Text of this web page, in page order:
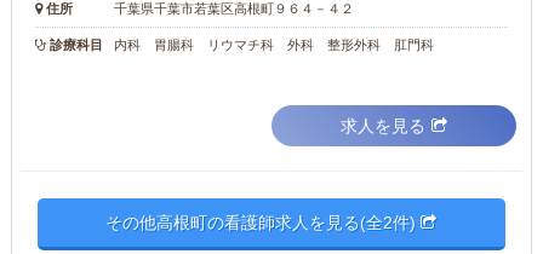
住所 千葉県千葉市若葉区高根町９６４－４２
診療科目 内科 胃腸科 リウマチ科 外科 整形外科 肛門科
求人を見る
その他高根町の看護師求人を見る(全2件)